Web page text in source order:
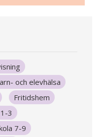
och elevhälsa
Fritidshem
3
7-9